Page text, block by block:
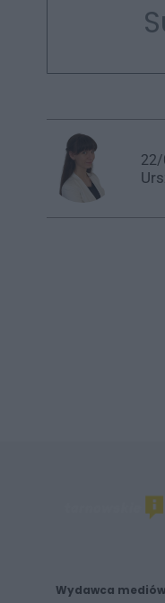
Wydawca mediów